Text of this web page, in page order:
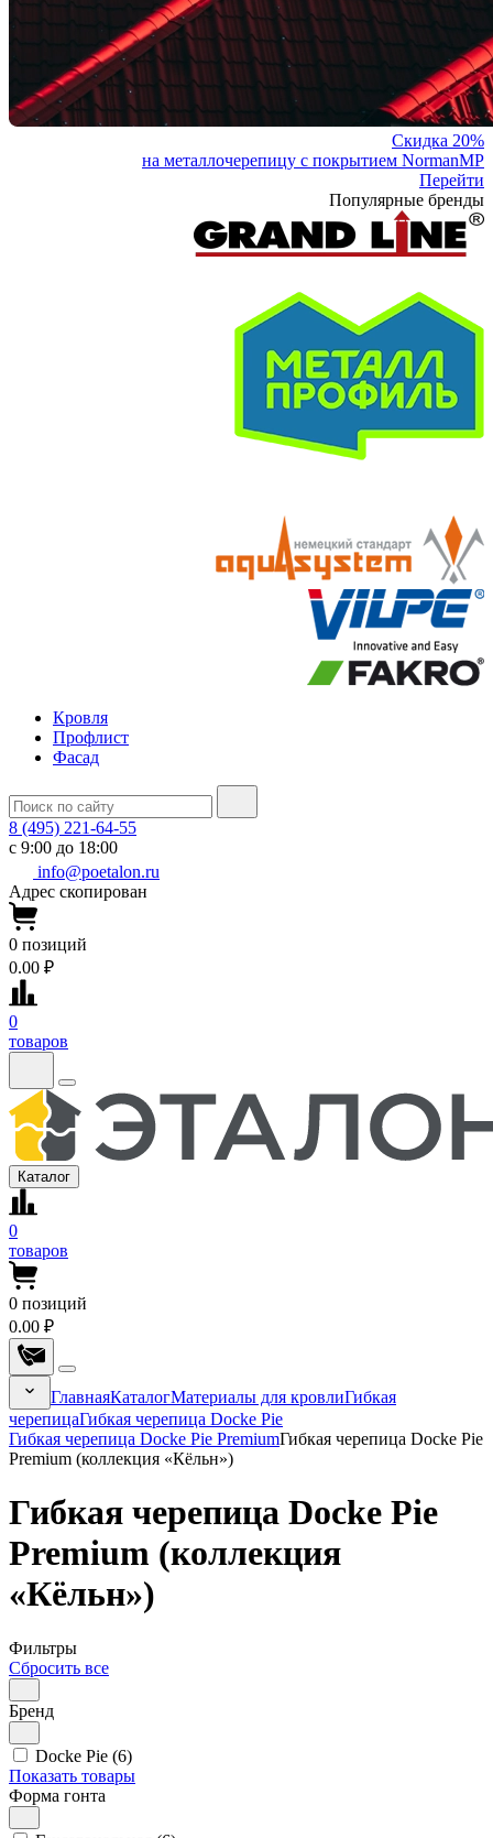
Скидка 20%
на металлочерепицу с покрытием NormanMP
Перейти
Популярные бренды
Кровля
Профлист
Фасад
8 (495) 221-64-55
с 9:00 до 18:00
info@poetalon.ru
Адрес скопирован
0 позиций
0.00 ₽
0
товаров
Каталог
0
товаров
0 позиций
0.00 ₽
ГлавнаяКаталогМатериалы для кровлиГибкая
черепицаГибкая черепица Docke Pie
Гибкая черепица Docke Pie PremiumГибкая черепица Docke Pie
Premium (коллекция «Кёльн»)
Гибкая черепица Docke Pie
Premium (коллекция
«Кёльн»)
Фильтры
Сбросить все
Бренд
Docke Pie (6)
Показать товары
Форма гонта